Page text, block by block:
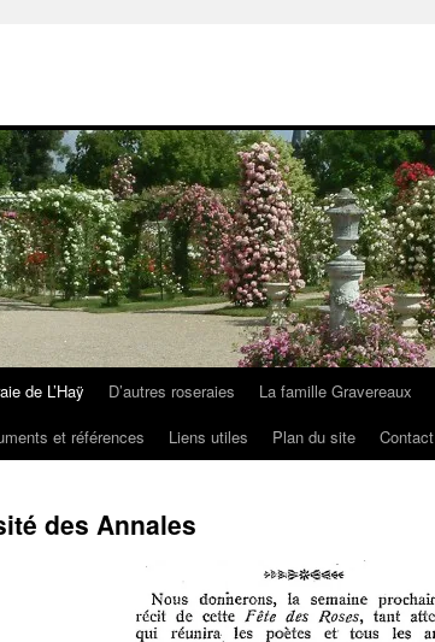
de L’Haÿ D’autres roseraies La famille Gravereaux
et références Liens utiles Plan du site Contact
des Annales